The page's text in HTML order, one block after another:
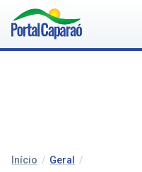
Início / Geral /